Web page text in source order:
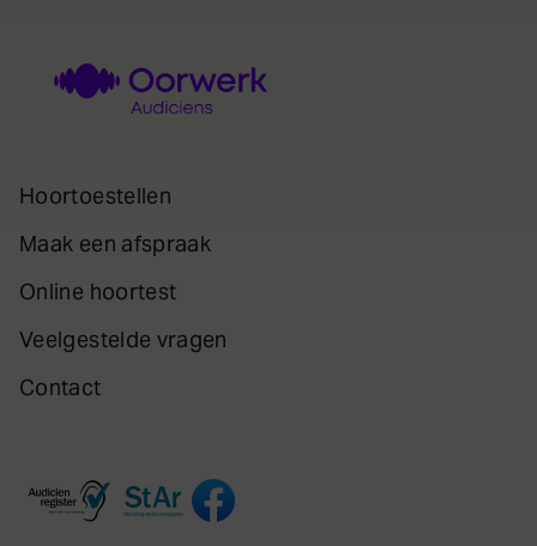
Hoortoestellen
Maak een afspraak
Online hoortest
Veelgestelde vragen
Contact